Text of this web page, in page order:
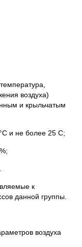
воздуха)
и крыльчатым
и не более 25 С;
к
данной группы.
воздуха